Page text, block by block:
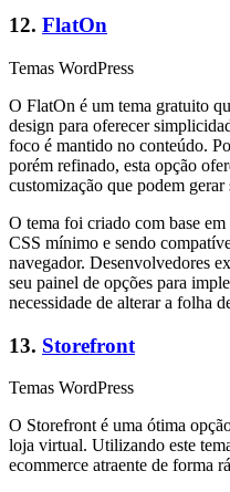
12. FlatOn
Temas WordPress
O FlatOn é um tema gratuito
design para oferecer
foco é mantido no conteúdo.
porém refinado, esta opção
customização que podem
O tema foi criado com base
CSS mínimo e sendo
navegador. Desenvolvedores
seu painel de opções para
necessidade de alterar a folha
13. Storefront
Temas WordPress
O Storefront é uma ótima
loja virtual. Utilizando este
ecommerce atraente de forma